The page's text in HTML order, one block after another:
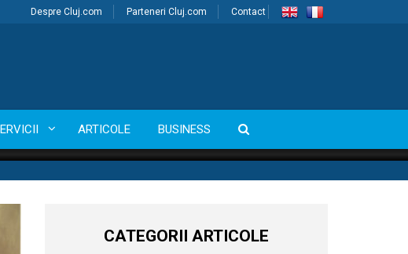
Despre Cluj.com Parteneri Cluj.com Contact
ARTICOLE BUSINESS
CATEGORII ARTICOLE